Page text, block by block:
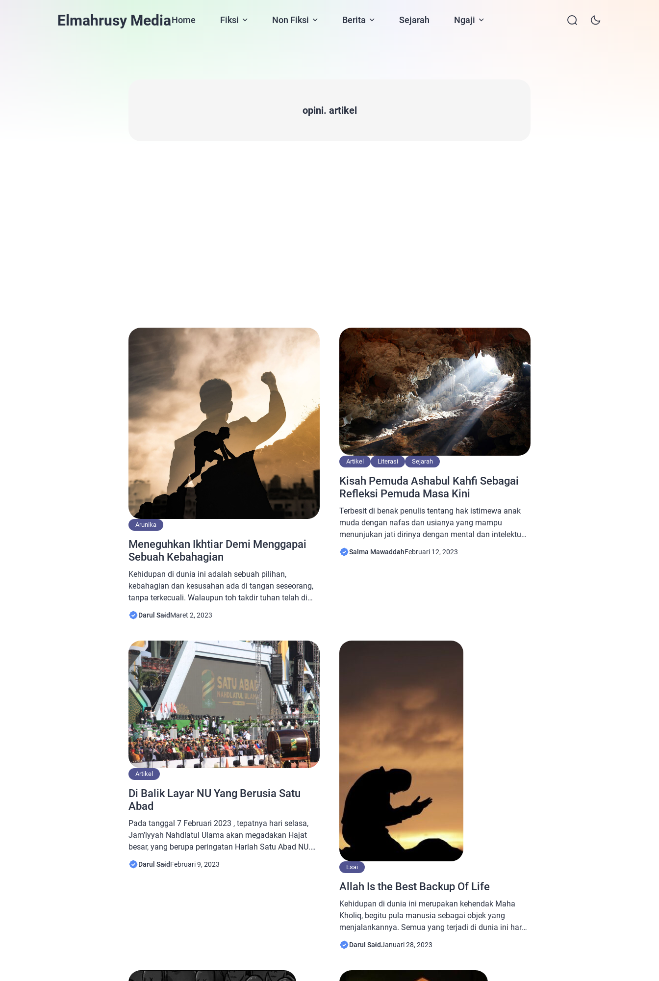
Elmahrusy MediaHome Fiksi Non Fiksi Berita Sejarah Ngaji
opini. artikel
Arunika
Meneguhkan Ikhtiar Demi Menggapai
Sebuah Kebahagian
Kehidupan di dunia ini adalah sebuah pilihan,
kebahagian dan kesusahan ada di tangan seseorang,
tanpa terkecuali. Walaupun toh takdir tuhan telah di
tentukan tapi kita tidak bisa berpangku tangan. Harus
ada sebuah Ikhtiar yang timbul dari diri seseorang,
tuhan. Seperti di nukil dari redaksi Kitab Jawahirul […]
Darul SaidMaret 2, 2023
Artikel Literasi Sejarah
Kisah Pemuda Ashabul Kahfi Sebagai
Refleksi Pemuda Masa Kini
Terbesit di benak penulis tentang hak istimewa anak
muda dengan nafas dan usianya yang mampu
menunjukan jati dirinya dengan mental dan intelektual
yang kuat. Cakap mental dan intelektual tidak cukup
bagi anak muda, sebab kualitas iman dan takwa juga
Salma MawaddahFebruari 12, 2023
Artikel
Di Balik Layar NU Yang Berusia Satu
Abad
Pada tanggal 7 Februari 2023 , tepatnya hari selasa,
Jam’iyyah Nahdlatul Ulama akan megadakan Hajat
besar, yang berupa peringatan Harlah Satu Abad NU.
Acara akbar ini akan Kick Of di Stadion Delta Sidoarjo
Jawa Timur. Sebelum membahas judul diatas, perlu di
Darul SaidFebruari 9, 2023 Esai
Allah Is the Best Backup Of Life
Kehidupan di dunia ini merupakan kehendak Maha
Kholiq, begitu pula manusia sebagai objek yang
menjalankannya. Semua yang terjadi di dunia ini harus
diterima dengan lapang dada, karena telah mejadi
Qodrat Maha Kuasa. Tetapi, tidak semua manusia
yang mendustakan hal tersebut. Banyak manusia yang
Darul SaidJanuari 28, 2023